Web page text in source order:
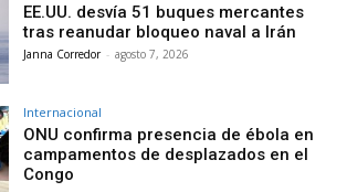
EE.UU. desvía 51 buques mercantes
tras reanudar bloqueo naval a Irán
Janna Corredor - agosto 7, 2026
Internacional
ONU confirma presencia de ébola en
campamentos de desplazados en el
Congo